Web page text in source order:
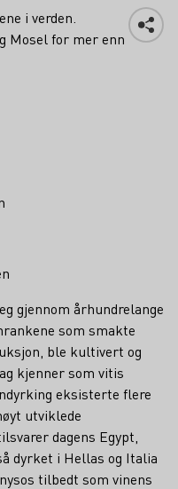
i verden.
Mosel for mer enn
gjennom århundrelange
som smakte
ble kultivert og
kjenner som vitis
eksisterte flere
utviklede
dagens Egypt,
dyrket i Hellas og Italia
tilbedt som vinens